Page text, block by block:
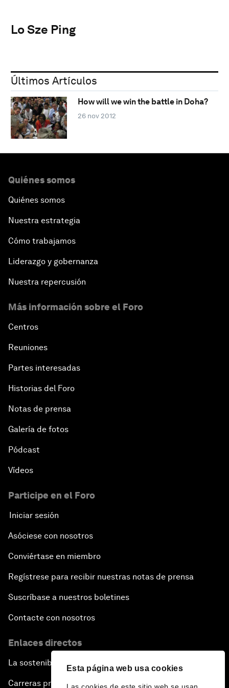
Esta página web usa cookies
Lo Sze Ping
Últimos Artículos
How will we win the battle in Doha?
26 nov 2012
Quiénes somos
Quiénes somos
Nuestra estrategia
Cómo trabajamos
Liderazgo y gobernanza
Nuestra repercusión
Más información sobre el Foro
Centros
Reuniones
Partes interesadas
Historias del Foro
Notas de prensa
Galería de fotos
Pódcast
Vídeos
Participe en el Foro
Iniciar sesión
Asóciese con nosotros
Conviértase en miembro
Regístrese para recibir nuestras notas de prensa
Suscríbase a nuestros boletines
Contacte con nosotros
Enlaces directos
La sostenibilidad en el Foro
Carreras profesionales